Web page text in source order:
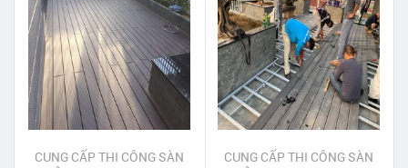
CUNG CẤP THI CÔNG SÀN
CUNG CẤP THI CÔNG SÀN